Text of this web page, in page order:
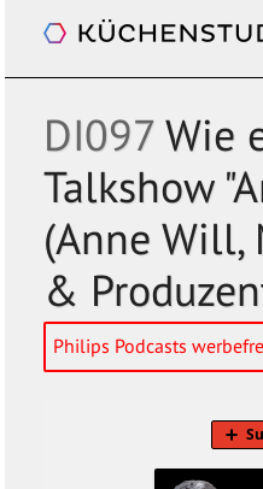
/+ ÜBER SHOP
DI097Wie
Talkshow
(Anne Will,
&
Philips Podcasts